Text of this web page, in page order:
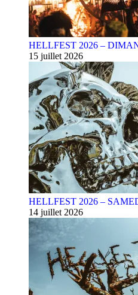
HELLFEST 2026 –
15 juillet 2026
HELLFEST 2026 –
14 juillet 2026